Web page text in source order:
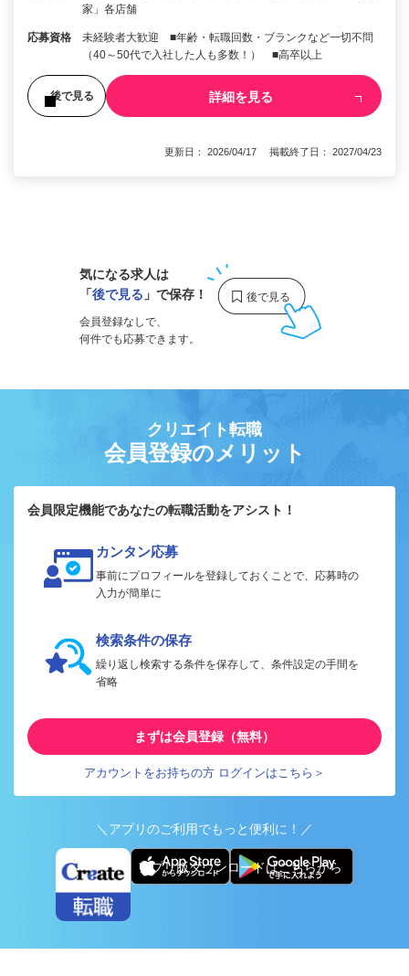
家」各店舗
応募資格
未経験者大歓迎 ■年齢・転職回数・ブランクなど一切不問
（40～50代で入社した人も多数！） ■高卒以上
後で見る 詳細を見る
更新日： 2026/04/17 掲載終了日： 2027/04/23
気になる求人は
「後で見る 」で保存！
会員登録なしで、
何件でも応募できます。
クリエイト転職
会員登録のメリット
会員限定機能であなたの転職活動をアシスト！
カンタン応募
事前にプロフィールを登録しておくことで、応募時の
入力が簡単に
検索条件の保存
繰り返し検索する条件を保存して、条件設定の手間を
省略
まずは会員登録（無料）
アカウントをお持ちの方 ログインはこちら＞
＼アプリのご利用でもっと便利に！／
アプリ版ダウンロードはこちらから